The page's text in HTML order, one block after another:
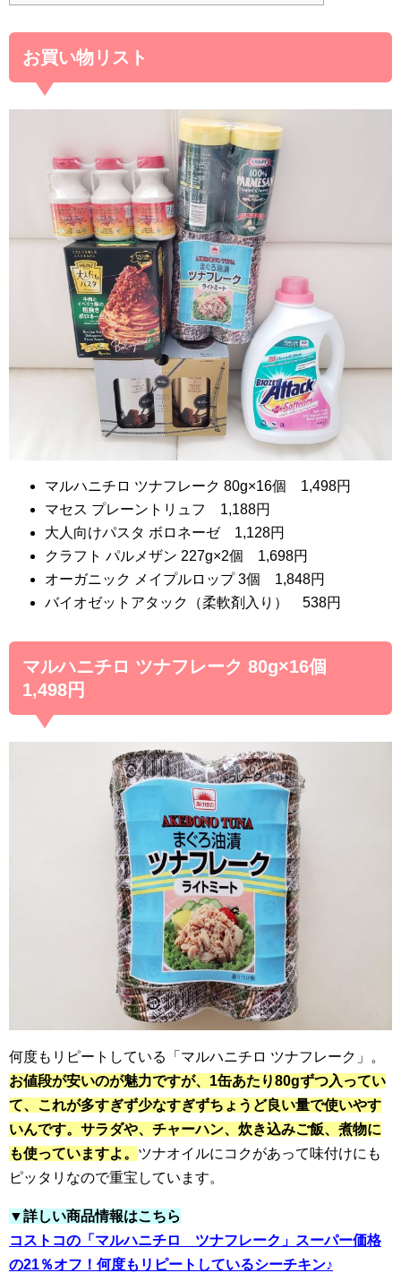
お買い物リスト
マルハニチロ ツナフレーク 80g×16個 1,498円
マセス プレーントリュフ 1,188円
大人向けパスタ ボロネーゼ 1,128円
クラフト パルメザン 227g×2個 1,698円
オーガニック メイプルロップ 3個 1,848円
バイオゼットアタック（柔軟剤入り） 538円
マルハニチロ ツナフレーク 80g×16個
1,498円
何度もリピートしている「マルハニチロ ツナフレーク」。
お値段が安いのが魅力ですが、1缶あたり80gずつ入ってい
て、これが多すぎず少なすぎずちょうど良い量で使いやす
いんです。サラダや、チャーハン、炊き込みご飯、煮物に
も使っていますよ。 ツナオイルにコクがあって味付けにも
ピッタリなので重宝しています。
▼詳しい商品情報はこちら
コストコの「マルハニチロ ツナフレーク」スーパー価格
の21％オフ！何度もリピートしているシーチキン♪